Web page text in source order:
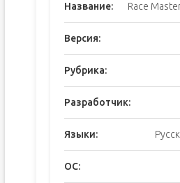
Название: Race
Версия:
Рубрика:
Разработчик:
Языки:
ОС: